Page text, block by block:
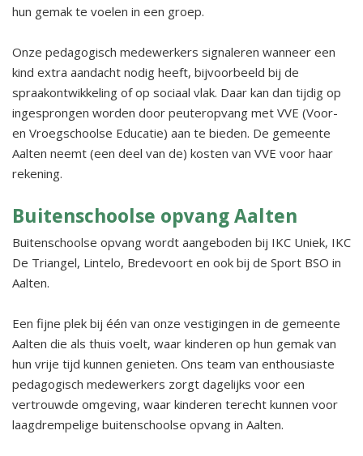
hun gemak te voelen in een groep.
Onze pedagogisch medewerkers signaleren wanneer een
kind extra aandacht nodig heeft, bijvoorbeeld bij de
spraakontwikkeling of op sociaal vlak. Daar kan dan tijdig op
ingesprongen worden door peuteropvang met VVE (Voor-
en Vroegschoolse Educatie) aan te bieden. De gemeente
Aalten neemt (een deel van de) kosten van VVE voor haar
rekening.
Buitenschoolse opvang Aalten
Buitenschoolse opvang wordt aangeboden bij IKC Uniek, IKC
De Triangel, Lintelo, Bredevoort en ook bij de Sport BSO in
Aalten.
Een fijne plek bij één van onze vestigingen in de gemeente
Aalten die als thuis voelt, waar kinderen op hun gemak van
hun vrije tijd kunnen genieten. Ons team van enthousiaste
pedagogisch medewerkers zorgt dagelijks voor een
vertrouwde omgeving, waar kinderen terecht kunnen voor
laagdrempelige buitenschoolse opvang in Aalten.